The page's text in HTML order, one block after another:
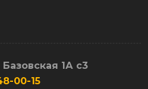
1А с3
00-15